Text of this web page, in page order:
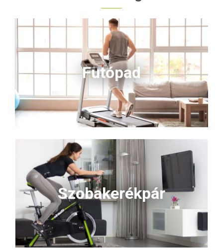
fokozatú mágneses ellenállás
lehetővé teszi, hogy a saját
működés pedig bármikor
zavartalan edzést garantál. Az
LCD kijelző minden fontos
adatot mutat, a beépített
pulzusmérők pedig segítenek
kontrollálni a terhelést.
Megbízható, stabil és
ergonomikus választás minden
korosztálynak – kattints a
data-
end="6638">Kosárba</strong>
gombra, és hozd létre
kényelmes otthoni
edzőtermed!
Futópad
Szobakerékpár